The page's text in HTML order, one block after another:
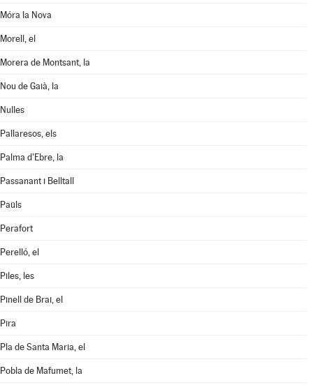
Móra la Nova
Morell, el
Morera de Montsant, la
Nou de Gaià, la
Nulles
Pallaresos, els
Palma d'Ebre, la
Passanant i Belltall
Paüls
Perafort
Perelló, el
Piles, les
Pinell de Brai, el
Pira
Pla de Santa Maria, el
Pobla de Mafumet, la